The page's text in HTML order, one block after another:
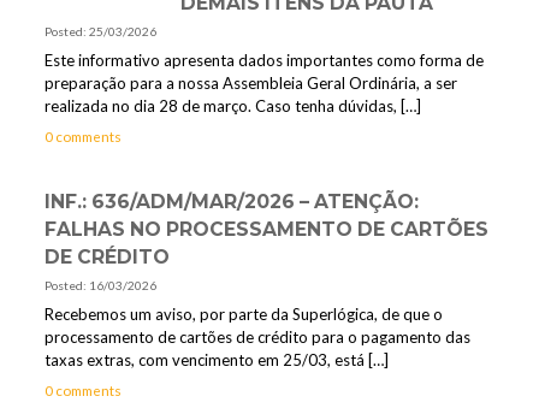
Posted: 25/03/2026
Este informativo apresenta dados importantes como forma de
preparação para a nossa Assembleia Geral Ordinária, a ser
realizada no dia 28 de março. Caso tenha dúvidas, […]
0 comments
INF.: 636/ADM/MAR/2026 – ATENÇÃO:
FALHAS NO PROCESSAMENTO DE CARTÕES
DE CRÉDITO
Posted: 16/03/2026
Recebemos um aviso, por parte da Superlógica, de que o
processamento de cartões de crédito para o pagamento das
taxas extras, com vencimento em 25/03, está […]
0 comments